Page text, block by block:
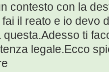
contesto con la
il reato e io devo
ti
legale.Ecco